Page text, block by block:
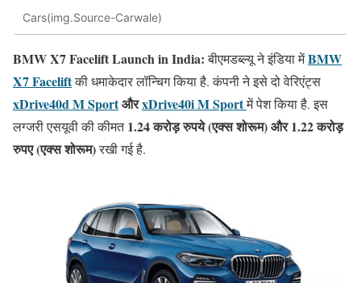
Cars(img.Source-Carwale)
BMW X7 Facelift Launch in India:बीएमडब्ल्यू ने इंडिया मेंBMW
X7 Faceliftकी धमाकेदार लॉन्चिग किया है. कंपनी ने इसे दो वेरिएंट्स
xDrive40d M SportऔरxDrive40i M Sportमें पेश किया है. इस
लग्जरी एसयूवी की कीमत1.24 करोड़ रुपये (एक्स शोरूम) और 1.22 करोड़
रुपए (एक्स शोरूम)रखी गई है.